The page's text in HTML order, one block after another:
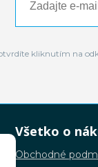
kliknutím na
Všetko o
Obchodné